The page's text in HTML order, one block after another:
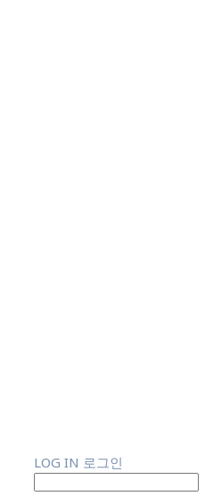
LOG IN 로그인